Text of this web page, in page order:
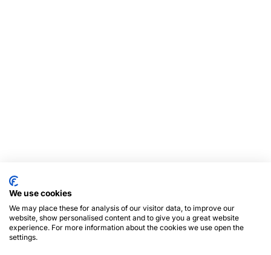
We use cookies
We may place these for analysis of our visitor data, to improve our
website, show personalised content and to give you a great website
experience. For more information about the cookies we use open the
settings.